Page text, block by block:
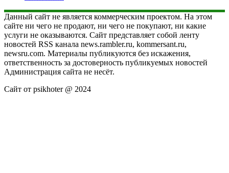
Данный сайт не является коммерческим проектом. На этом
сайте ни чего не продают, ни чего не покупают, ни какие
услуги не оказываются. Сайт представляет собой ленту
новостей RSS канала news.rambler.ru, kommersant.ru,
newsru.com. Материалы публикуются без искажения,
ответственность за достоверность публикуемых новостей
Администрация сайта не несёт.
Сайт от psikhoter @ 2024